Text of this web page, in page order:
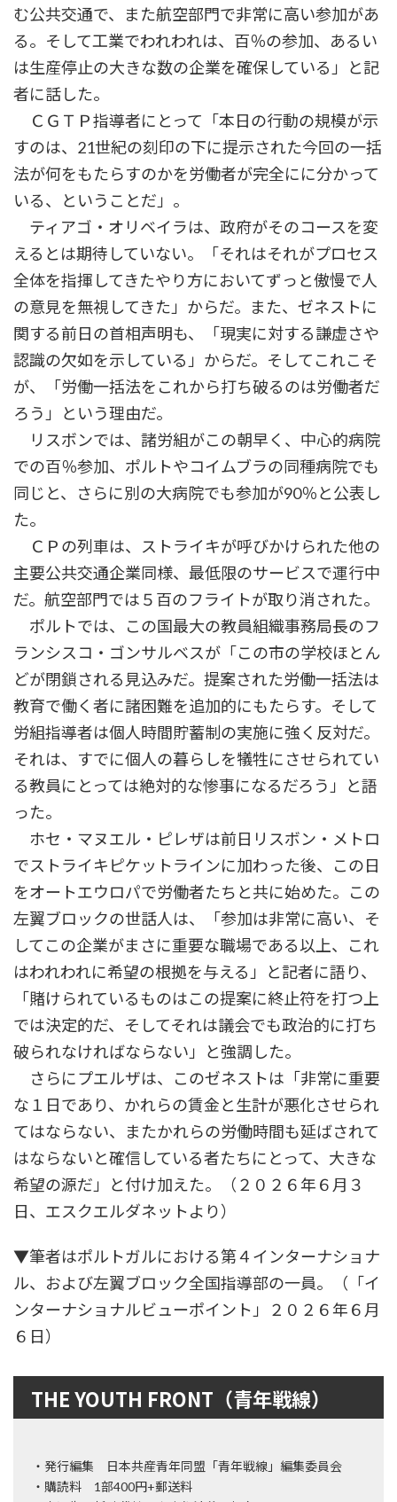
む公共交通で、また航空部門で非常に高い参加があ
る。そして工業でわれわれは、百％の参加、あるい
は生産停止の大きな数の企業を確保している」と記
者に話した。
ＣＧＴＰ指導者にとって「本日の行動の規模が示
すのは、21世紀の刻印の下に提示された今回の一括
法が何をもたらすのかを労働者が完全にに分かって
いる、ということだ」。
ティアゴ・オリベイラは、政府がそのコースを変
えるとは期待していない。「それはそれがプロセス
全体を指揮してきたやり方においてずっと傲慢で人
の意見を無視してきた」からだ。また、ゼネストに
関する前日の首相声明も、「現実に対する謙虚さや
認識の欠如を示している」からだ。そしてこれこそ
が、「労働一括法をこれから打ち破るのは労働者だ
ろう」という理由だ。
リスボンでは、諸労組がこの朝早く、中心的病院
での百％参加、ポルトやコイムブラの同種病院でも
同じと、さらに別の大病院でも参加が90％と公表し
た。
ＣＰの列車は、ストライキが呼びかけられた他の
主要公共交通企業同様、最低限のサービスで運行中
だ。航空部門では５百のフライトが取り消された。
ポルトでは、この国最大の教員組織事務局長のフ
ランシスコ・ゴンサルベスが「この市の学校ほとん
どが閉鎖される見込みだ。提案された労働一括法は
教育で働く者に諸困難を追加的にもたらす。そして
労組指導者は個人時間貯蓄制の実施に強く反対だ。
それは、すでに個人の暮らしを犠牲にさせられてい
る教員にとっては絶対的な惨事になるだろう」と語
った。
ホセ・マヌエル・ピレザは前日リスボン・メトロ
でストライキピケットラインに加わった後、この日
をオートエウロパで労働者たちと共に始めた。この
左翼ブロックの世話人は、「参加は非常に高い、そ
してこの企業がまさに重要な職場である以上、これ
はわれわれに希望の根拠を与える」と記者に語り、
「賭けられているものはこの提案に終止符を打つ上
では決定的だ、そしてそれは議会でも政治的に打ち
破られなければならない」と強調した。
さらにプエルザは、このゼネストは「非常に重要
な１日であり、かれらの賃金と生計が悪化させられ
てはならない、またかれらの労働時間も延ばされて
はならないと確信している者たちにとって、大きな
希望の源だ」と付け加えた。（２０２６年６月３
日、エスクエルダネットより）
▼筆者はポルトガルにおける第４インターナショナ
ル、および左翼ブロック全国指導部の一員。（「イ
ンターナショナルビューポイント」２０２６年６月
６日）
THE YOUTH FRONT（青年戦線）
・発行編集 日本共産青年同盟「青年戦線」編集委員会
・購読料 1部400円+郵送料